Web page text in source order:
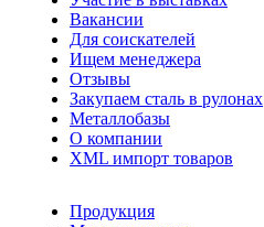
Вакансии
Для соискателей
Ищем менеджера
Отзывы
Закупаем сталь в рулонах
Металлобазы
О компании
XML импорт товаров
Продукция